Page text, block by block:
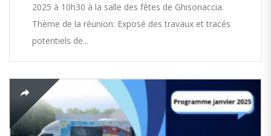
2025 à 10h30 à la salle des fêtes de Ghisonaccia.
Thème de la réunion: Exposé des travaux et tracés
potentiels de...